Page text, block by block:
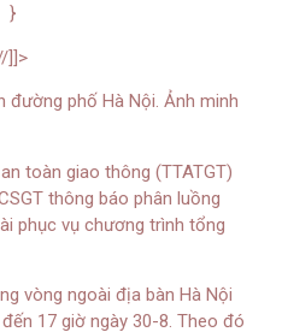
}
]]>
đường phố Hà Nội. Ảnh minh
toàn giao thông (TTATGT)
thông báo phân luồng
phục vụ chương trình tổng
vòng ngoài địa bàn Hà Nội
17 giờ ngày 30-8. Theo đó